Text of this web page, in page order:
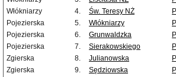
Włókniarzy
4. Św. Teresy NŻ
Pojezierska
5. Włókniarzy
Pojezierska
6. Grunwaldzka
Pojezierska
7. Sierakowskiego
Zgierska
8. Julianowska
Zgierska
9. Sędziowska